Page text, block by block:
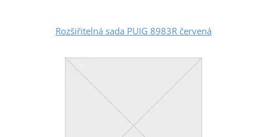
Rozšiřitelná sada PUIG 8983R červená